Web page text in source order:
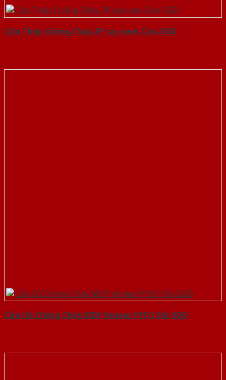
Cửa Thép Chống Cháy 2P tay nam Cửa-SGD
Cửa Gỗ Chống Cháy MDF Veneer P1G1 Sồi-SGD